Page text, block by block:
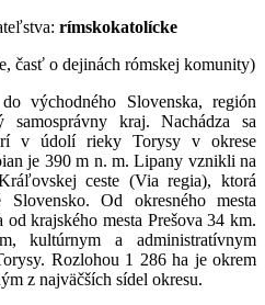
rímskokatolícke
časť o dejinách rómskej komunity)
východného Slovenska, región
kraj. Nachádza sa
v údolí rieky Torysy v okrese
je 390 m n. m. Lipany vznikli na
ceste (Via regia), ktorá
Od okresného mesta
krajského mesta Prešova 34 km.
kultúrnym a administratívnym
Rozlohou 1 286 ha je okrem
z najväčších sídel okresu.